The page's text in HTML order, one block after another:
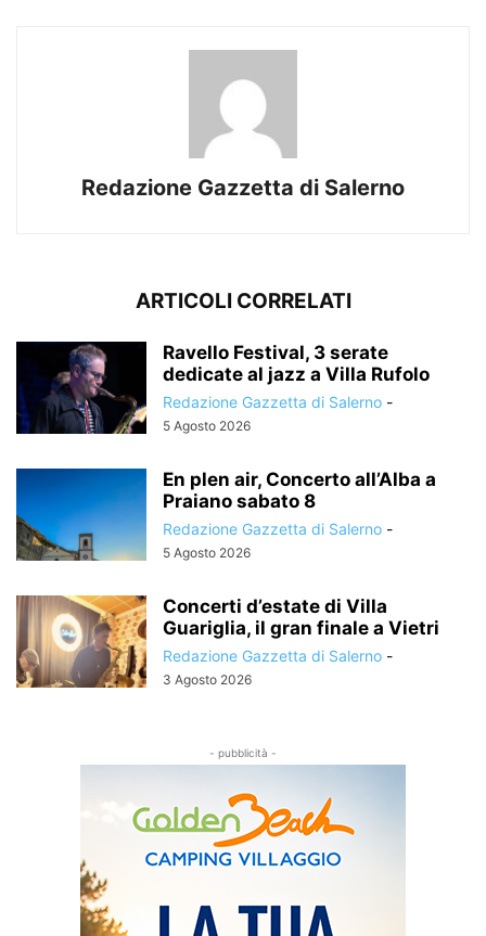
Redazione Gazzetta di Salerno
ARTICOLI CORRELATI
Ravello Festival, 3 serate
dedicate al jazz a Villa Rufolo
Redazione Gazzetta di Salerno -
5 Agosto 2026
En plen air, Concerto all’Alba a
Praiano sabato 8
Redazione Gazzetta di Salerno -
5 Agosto 2026
Concerti d’estate di Villa
Guariglia, il gran finale a Vietri
Redazione Gazzetta di Salerno -
3 Agosto 2026
- pubblicità -